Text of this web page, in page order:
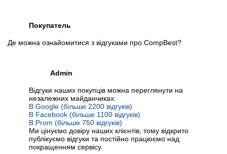
Покупатель
Де можна ознайомитися з відгуками про CompBest?
Admin
Відгуки наших покупців можна переглянути на
незалежних майданчиках:
В Google (більше 2200 відгуків)
В Facebook (більше 1100 відгуків)
В Prom (більше 750 відгуків)
Ми цінуємо довіру наших клієнтів, тому відкрито
публікуємо відгуки та постійно працюємо над
покращенням сервісу.